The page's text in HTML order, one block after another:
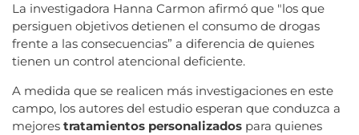
La investigadora Hanna Carmon afirmó que "los que
persiguen objetivos detienen el consumo de drogas
frente a las consecuencias” a diferencia de quienes
tienen un control atencional deficiente.
A medida que se realicen más investigaciones en este
campo, los autores del estudio esperan que conduzca a
mejores tratamientos personalizados para quienes